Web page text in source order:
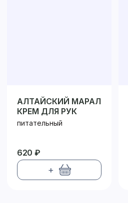
АЛТАЙСКИЙ МАРАЛ
КРЕМ ДЛЯ РУК
питательный
620 ₽
+